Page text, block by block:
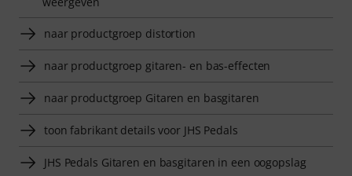
naar productgroep distortion
naar productgroep gitaren- en bas-effecten
naar productgroep Gitaren en basgitaren
toon fabrikant details voor JHS Pedals
JHS Pedals Gitaren en basgitaren in een oogopslag